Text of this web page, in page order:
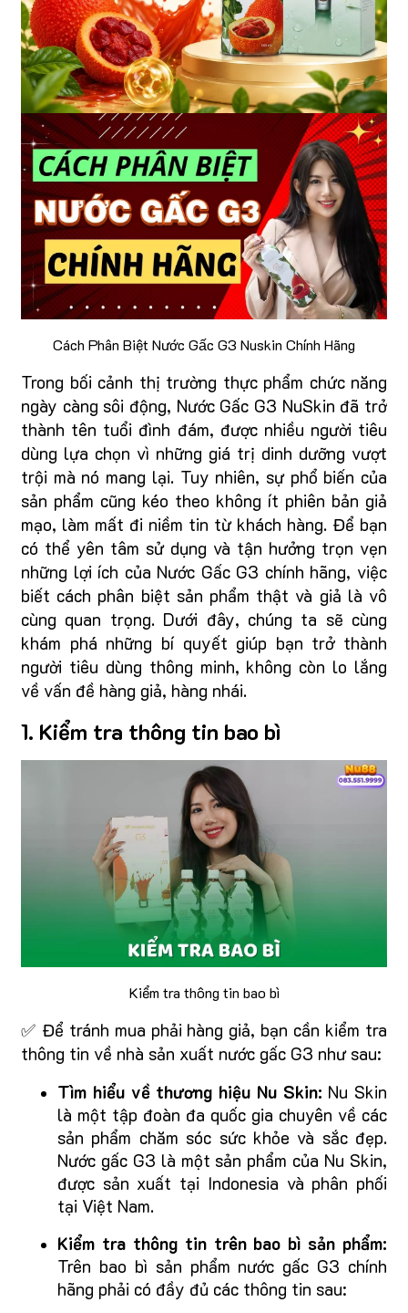
Cách Phân Biệt Nước Gấc G3 Nuskin Chính Hãng
Trong bối cảnh thị trường thực phẩm chức năng
ngày càng sôi động, Nước Gấc G3 NuSkin đã trở
thành tên tuổi đình đám, được nhiều người tiêu
dùng lựa chọn vì những giá trị dinh dưỡng vượt
trội mà nó mang lại. Tuy nhiên, sự phổ biến của
sản phẩm cũng kéo theo không ít phiên bản giả
mạo, làm mất đi niềm tin từ khách hàng. Để bạn
có thể yên tâm sử dụng và tận hưởng trọn vẹn
những lợi ích của Nước Gấc G3 chính hãng, việc
biết cách phân biệt sản phẩm thật và giả là vô
cùng quan trọng. Dưới đây, chúng ta sẽ cùng
khám phá những bí quyết giúp bạn trở thành
người tiêu dùng thông minh, không còn lo lắng
về vấn đề hàng giả, hàng nhái.
1. Kiểm tra thông tin bao bì
Kiểm tra thông tin bao bì
✅ Để tránh mua phải hàng giả, bạn cần kiểm tra
thông tin về nhà sản xuất nước gấc G3 như sau:
Tìm hiểu về thương hiệu Nu Skin: Nu Skin
là một tập đoàn đa quốc gia chuyên về các
sản phẩm chăm sóc sức khỏe và sắc đẹp.
Nước gấc G3 là một sản phẩm của Nu Skin,
được sản xuất tại Indonesia và phân phối
tại Việt Nam.
Kiểm tra thông tin trên bao bì sản phẩm:
Trên bao bì sản phẩm nước gấc G3 chính
hãng phải có đầy đủ các thông tin sau: